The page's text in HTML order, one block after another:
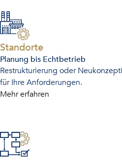
Standorte-
Planung bis Echtbetrieb
Restrukturierung oder
für Ihre Anforderungen.
Mehr erfahren